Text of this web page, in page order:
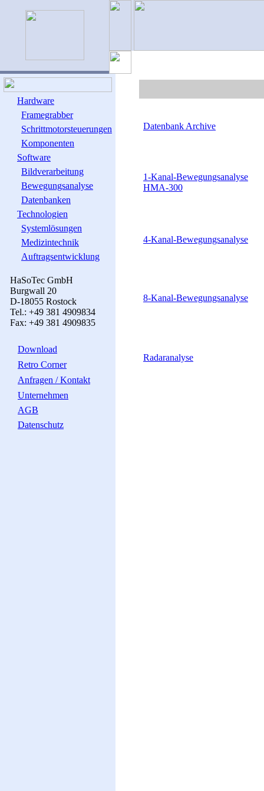
Hardware
Framegrabber
Schrittmotorsteuerungen
Komponenten
Software
Bildverarbeitung
Bewegungsanalyse
Datenbanken
Technologien
Systemlösungen
Medizintechnik
Auftragsentwicklung
HaSoTec GmbH
Burgwall 20
D-18055 Rostock
Tel.: +49 381 4909834
Fax: +49 381 4909835
Download
Retro Corner
Anfragen / Kontakt
Unternehmen
AGB
Datenschutz
Datenbank Archive
1-Kanal-Bewegungsanalyse
HMA-300
4-Kanal-Bewegungsanalyse
8-Kanal-Bewegungsanalyse
Radaranalyse